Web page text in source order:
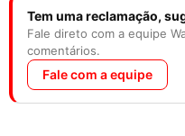
Tem uma reclamação,
Fale direto com a equipe
comentários.
Fale com a equipe